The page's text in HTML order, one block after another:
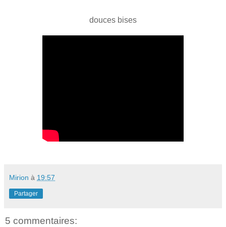
douces bises
Mirion à 19:57
Partager
5 commentaires: